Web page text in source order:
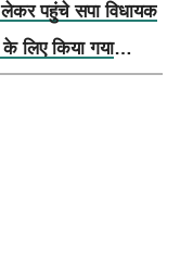
पहुंचे सपा विधायक
लिए किया गया